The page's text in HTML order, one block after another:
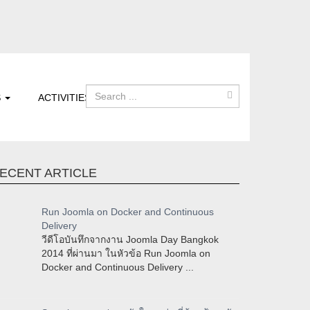
ACTIVITIES
ARTICLE
Run Joomla on Docker and Continuous
Delivery
วีดีโอบันทึกจากงาน Joomla Day Bangkok
2014 ที่ผ่านมา ในหัวข้อ Run Joomla on
Docker and Continuous Delivery ...